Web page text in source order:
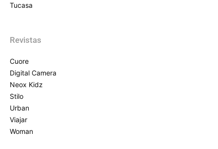
Tucasa
Revistas
Cuore
Digital Camera
Neox Kidz
Stilo
Urban
Viajar
Woman